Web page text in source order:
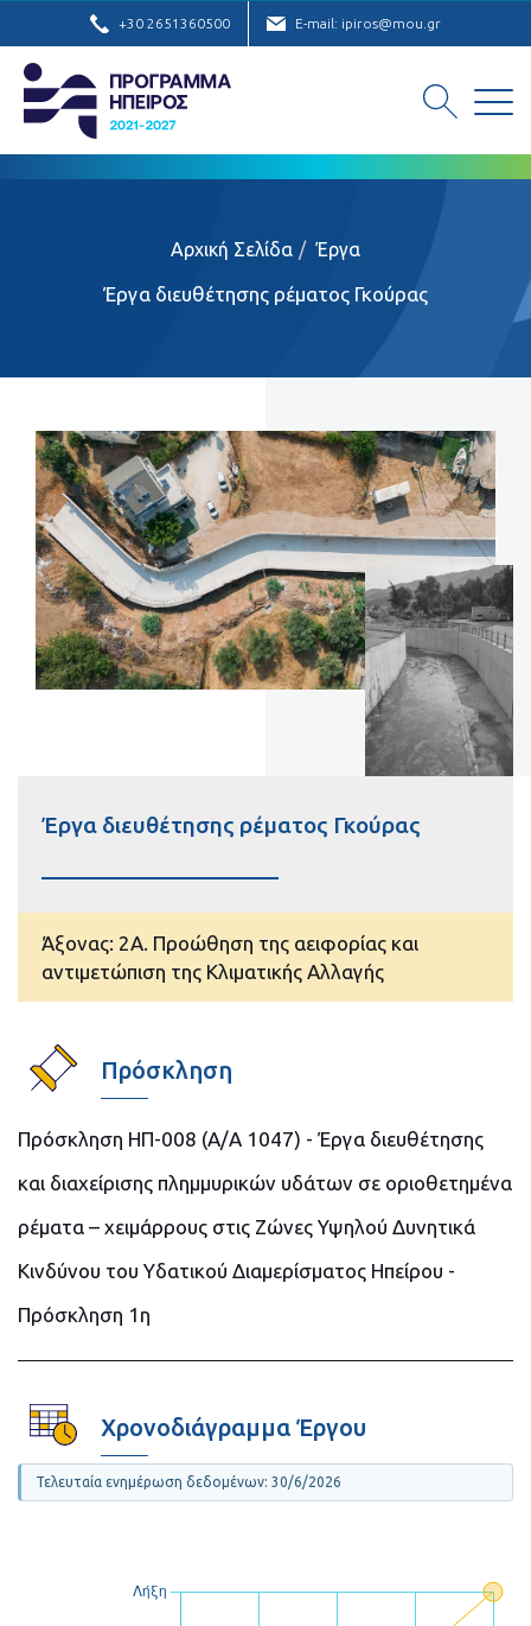
+30 2651360500 E-mail: ipiros@mou.gr
Αρχική Σελίδα Έργα
Έργα διευθέτησης ρέματος Γκούρας
Έργα διευθέτησης ρέματος Γκούρας
Άξονας: 2A. Προώθηση της αειφορίας και
αντιμετώπιση της Κλιματικής Αλλαγής
Πρόσκληση
Πρόσκληση ΗΠ-008 (Α/Α 1047) - Έργα διευθέτησης
και διαχείρισης πλημμυρικών υδάτων σε οριοθετημένα
ρέματα – χειμάρρους στις Ζώνες Υψηλού Δυνητικά
Κινδύνου του Υδατικού Διαμερίσματος Ηπείρου -
Πρόσκληση 1η
Χρονοδιάγραμμα Έργου
Τελευταία ενημέρωση δεδομένων: 30/6/2026